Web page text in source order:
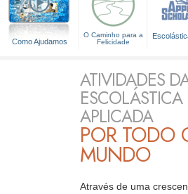
Como Ajudamos
O Caminho para a
Felicidade
ATIVIDADES
ESCOLÁSTICA
APLICADA
POR TODO
MUNDO
Através de uma